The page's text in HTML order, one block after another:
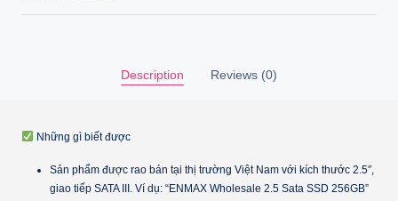
Description Reviews (0)
Những gì biết được
Sản phẩm được rao bán tại thị trường Việt Nam với kích thước 2.5″,
giao tiếp SATA III. Ví dụ: “ENMAX Wholesale 2.5 Sata SSD 256GB”